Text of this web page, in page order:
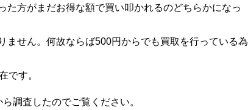
た方がまだお得な額で買い叩かれるのどちらかになっ
ません。何故ならば500円からでも買取を行っている為
です。
ら調査したのでご覧ください。